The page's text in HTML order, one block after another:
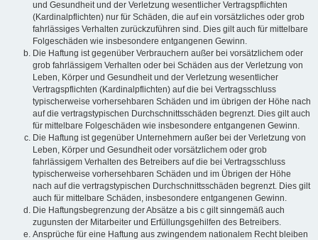
und Gesundheit und der Verletzung wesentlicher Vertragspflichten
(Kardinalpflichten) nur für Schäden, die auf ein vorsätzliches oder grob
fahrlässiges Verhalten zurückzuführen sind. Dies gilt auch für mittelbare
Folgeschäden wie insbesondere entgangenen Gewinn.
Die Haftung ist gegenüber Verbrauchern außer bei vorsätzlichem oder
grob fahrlässigem Verhalten oder bei Schäden aus der Verletzung von
Leben, Körper und Gesundheit und der Verletzung wesentlicher
Vertragspflichten (Kardinalpflichten) auf die bei Vertragsschluss
typischerweise vorhersehbaren Schäden und im übrigen der Höhe nach
auf die vertragstypischen Durchschnittsschäden begrenzt. Dies gilt auch
für mittelbare Folgeschäden wie insbesondere entgangenen Gewinn.
Die Haftung ist gegenüber Unternehmern außer bei der Verletzung von
Leben, Körper und Gesundheit oder vorsätzlichem oder grob
fahrlässigem Verhalten des Betreibers auf die bei Vertragsschluss
typischerweise vorhersehbaren Schäden und im Übrigen der Höhe
nach auf die vertragstypischen Durchschnittsschäden begrenzt. Dies gilt
auch für mittelbare Schäden, insbesondere entgangenen Gewinn.
Die Haftungsbegrenzung der Absätze a bis c gilt sinngemäß auch
zugunsten der Mitarbeiter und Erfüllungsgehilfen des Betreibers.
Ansprüche für eine Haftung aus zwingendem nationalem Recht bleiben